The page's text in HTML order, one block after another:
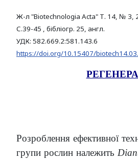
Ж-л "Biotechnologia Acta" Т. 14, № 3,
С.39-45 , бібліогр. 25, англ.
УДК: 582.669.2:581.143.6
https://doi.org/10.15407/
Розроблення ефективної
групи рослин належить